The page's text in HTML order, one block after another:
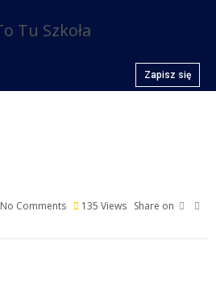
Zapisz się
No Comments 135 Views Share on